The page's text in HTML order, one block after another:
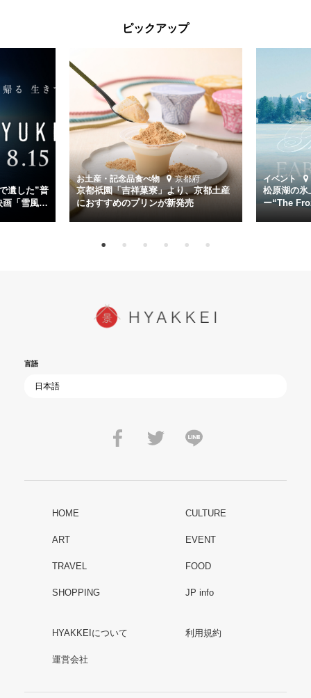
くの仲間の命を救い帰還させ、戦後まで生き抜き「幸運艦」と呼ばれ
主演は「雪風」の艦長・寺澤一利を演じる竹野内豊。先任伍長・早瀬
幸平を玉木宏が演じるほか、奥平大兼、田中麗奈、石丸幹二、益岡徹
など実力派俳優が共演。そして戦艦大和と運命を共にした帝国海軍・
第二艦隊司令長官、伊藤整一を中井貴一が圧倒的な存在感で演じ切
る。
時代が再び、分断と暴力に揺れる現代。本作は「同じ過ちを繰り返す
道を歩んではいないか」と、彼らが命をかけて守りたいと願っ
た”今”を生きる私達に問いかける。戦後80年、戦争の記憶が薄れゆく
今だからこそ、尊い平和の価値を未来に繋ぐ作品『雪風 YUKIKAZE』
を多くの方にご覧いただきたい。
ピックアップ
遺した”普
画「雪風
お土産・記念品食べ物 京都府
京都祇園「吉祥菓寮」より、京都土産
におすすめのプリンが新発売
イベント
松原湖の氷
ー“The
言語
HOME CULTURE
ART EVENT
TRAVEL FOOD
SHOPPING JP info
HYAKKEIについて 利用規約
運営会社